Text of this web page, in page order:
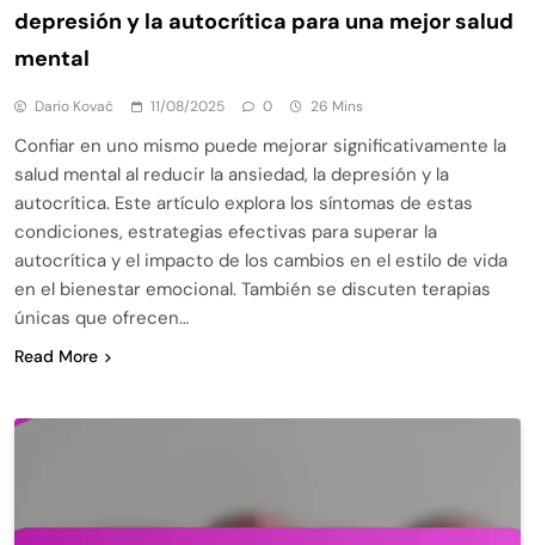
depresión y la autocrítica para una mejor salud
mental
Dario Kovač 11/08/2025 0 26 Mins
Confiar en uno mismo puede mejorar significativamente la
salud mental al reducir la ansiedad, la depresión y la
autocrítica. Este artículo explora los síntomas de estas
condiciones, estrategias efectivas para superar la
autocrítica y el impacto de los cambios en el estilo de vida
en el bienestar emocional. También se discuten terapias
únicas que ofrecen…
Read More